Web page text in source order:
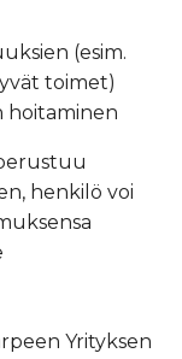
(esim.
toimet)
hoitaminen
henkilö voi
Yrityksen